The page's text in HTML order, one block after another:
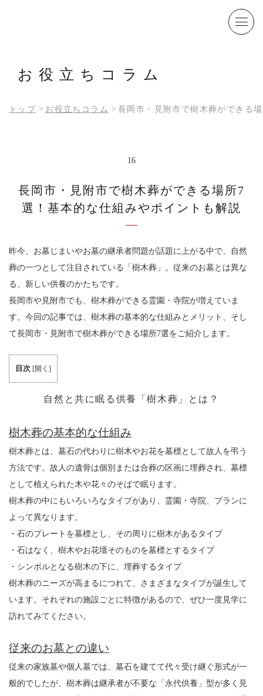
樹木葬
永代供養墓
ペットのご供養
不動院の春夏秋冬
0258-62-0991
お役立ち コラム
トップ > お役立ちコラム > 長岡市・見附市で樹木葬ができる
16
長岡市・見附市で樹木葬ができる場所7
選！基本的な仕組みやポイントも解説
昨今、お墓じまいやお墓の継承者問題が話題に上がる中で、自然
葬の一つとして注目されている「樹木葬」。従来のお墓とは異な
る、新しい供養のかたちです。
長岡市や見附市でも、樹木葬ができる霊園・寺院が増えていま
す。今回の記事では、樹木葬の基本的な仕組みとメリット、そし
て長岡市・見附市で樹木葬ができる場所7選をご紹介します。
目次 [開く ]
自然と共に眠る供養「樹木葬」とは？
樹木葬の基本的な仕組み
樹木葬とは、墓石の代わりに樹木やお花を墓標として故人を弔う
方法です。 故人の遺骨は個別または合葬の区画に埋葬され、墓標
として植えられた木や花々のそばで眠ります。
樹木葬の中にもいろいろなタイプがあり、霊園・寺院、プランに
よって異なります。
・石のプレートを墓標とし、その周りに樹木があるタイプ
・石はなく、樹木やお花壇そのものを墓標とするタイプ
・シンボルとなる樹木の下に、埋葬するタイプ
樹木葬のニーズが高まるにつれて、さまざまなタイプが誕生して
います。それぞれの施設ごとに特徴があるので、ぜひ一度見学に
訪れてみてください。
従来のお墓との違い
従来の家族墓や個人墓では、墓石を建てて代々受け継ぐ形式が一
般的でしたが、 樹木葬は継承者が不要な「永代供養」型が多く見